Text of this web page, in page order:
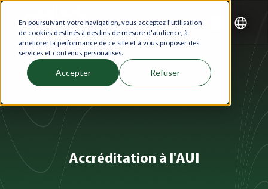
En poursuivant votre navigation, vous acceptez l'utilisation
de cookies destinés à des fins de mesure d'audience, à
améliorer la performance de ce site et à vous proposer des
services et contenus personalisés.
Accepter Refuser
Accréditation à l'AUI